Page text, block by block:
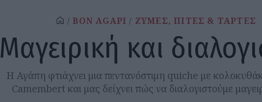
BON AGAPI ΖΥΜΕΣ, ΠΙΤΕΣ & ΤΑΡΤΕΣ
Μαγειρική και
Η Αγάπη φτιάχνει μια πεντανόστιμη quiche με
Camembert και μας δείχνει πώς να διαλογιστούμε